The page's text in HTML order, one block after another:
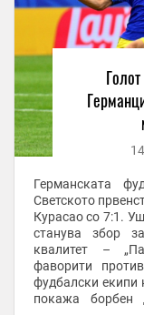
Германската
Светското
Курасао со 7:1.
станува збор
квалитет –
фаворити
фудбалски екипи
покажа борбен